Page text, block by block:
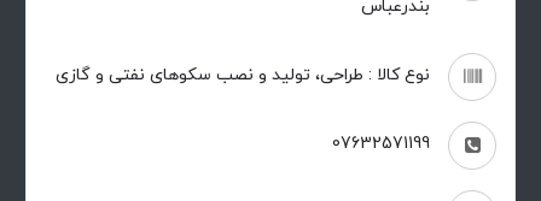
بندرعباس
نوع کالا : طراحی، تولید و نصب سکوهای نفتی و گازی
07632571199